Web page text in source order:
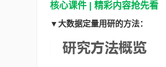
核心课件 | 精彩内容抢先看
▼ 大数据定量用研的方法：